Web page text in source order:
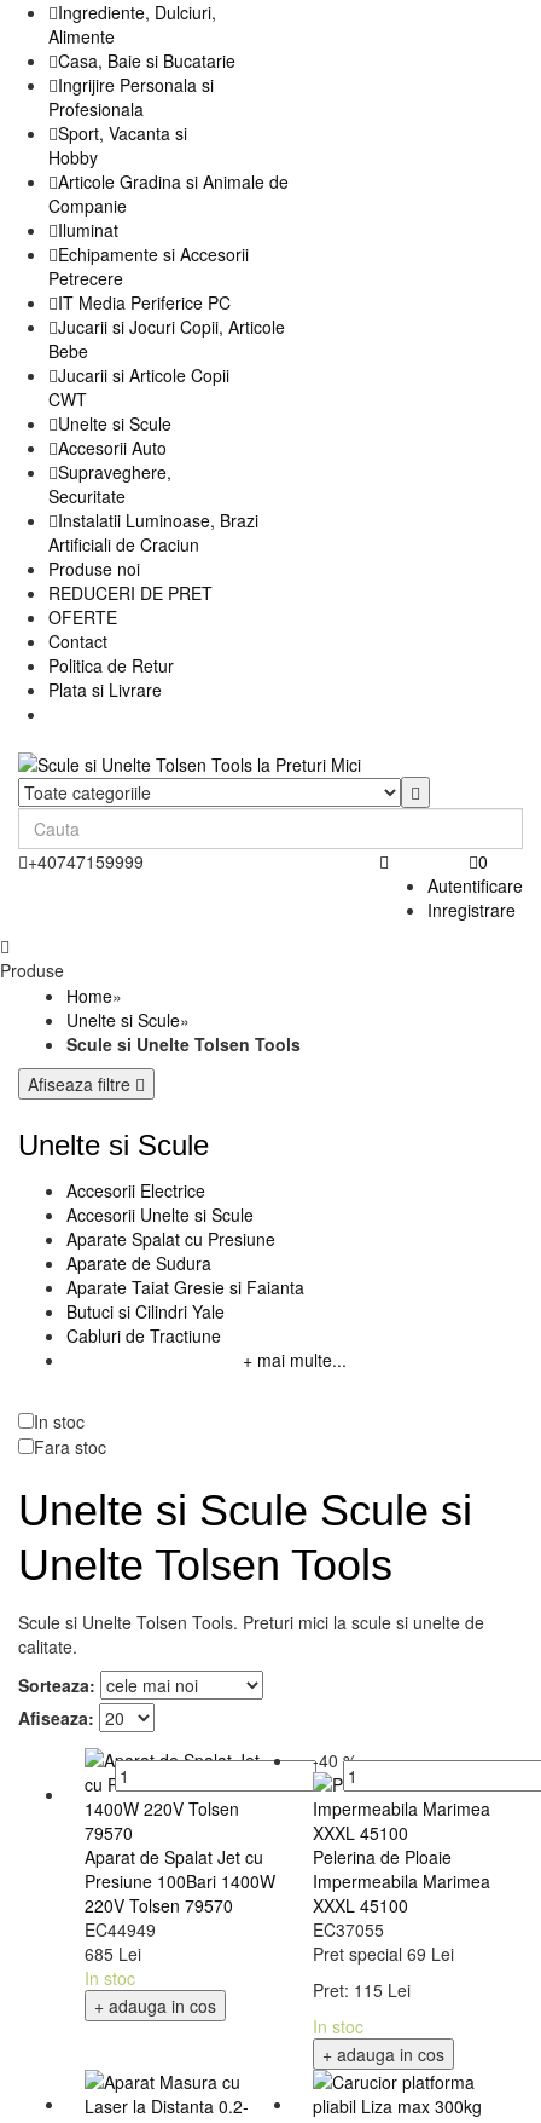
Ingrediente, Dulciuri,
Alimente
Casa, Baie si Bucatarie
Ingrijire Personala si
Profesionala
Sport, Vacanta si
Hobby
Articole Gradina si Animale de
Companie
Iluminat
Echipamente si Accesorii
Petrecere
IT Media Periferice PC
Jucarii si Jocuri Copii, Articole
Bebe
Jucarii si Articole Copii
CWT
Unelte si Scule
Accesorii Auto
Supraveghere,
Securitate
Instalatii Luminoase, Brazi
Artificiali de Craciun
Produse noi
REDUCERI DE PRET
OFERTE
Contact
Politica de Retur
Plata si Livrare
+40747159999
Autentificare
Inregistrare
0
Produse
Home»
Unelte si Scule»
Scule si Unelte Tolsen Tools
Afiseaza filtre
Unelte si Scule
Accesorii Electrice
Accesorii Unelte si Scule
Aparate Spalat cu Presiune
Aparate de Sudura
Aparate Taiat Gresie si Faianta
Butuci si Cilindri Yale
Cabluri de Tractiune
+ mai multe...
In stoc
Fara stoc
Unelte si Scule Scule si
Unelte Tolsen Tools
Scule si Unelte Tolsen Tools. Preturi mici la scule si unelte de
calitate.
Sorteaza:
Afiseaza:
Aparat de Spalat Jet cu
Presiune 100Bari 1400W
220V Tolsen 79570
EC44949
685 Lei
In stoc
+ adauga in cos
-40 %
Pelerina de Ploaie
Impermeabila Marimea
XXXL 45100
EC37055
Pret special 69 Lei
Pret: 115 Lei
In stoc
+ adauga in cos